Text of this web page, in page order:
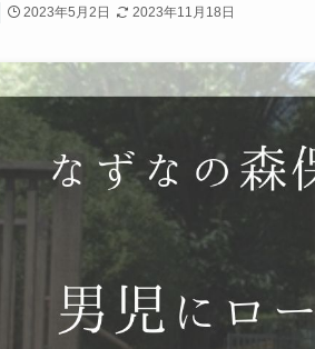
2023年5月2日 2023年11月18日